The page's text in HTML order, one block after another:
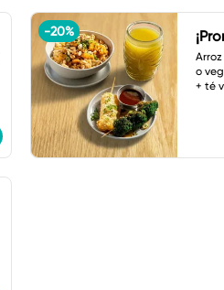
-20%
o
+ té